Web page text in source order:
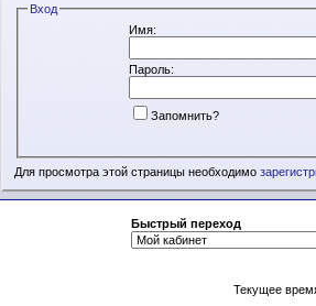
Вход
Имя:
Пароль:
Запомнить?
Для просмотра этой страницы необходимо
Быстрый переход
Текущее